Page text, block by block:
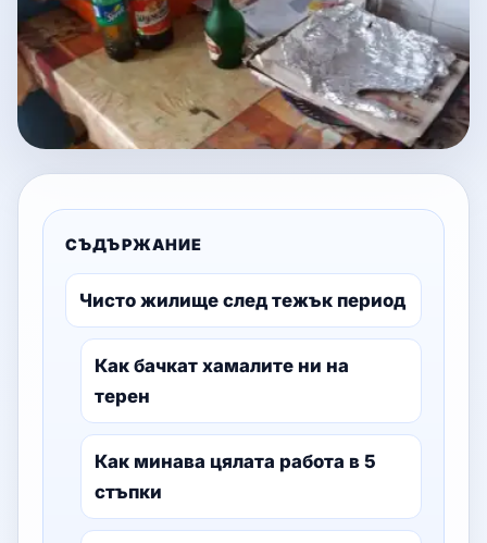
СЪДЪРЖАНИЕ
Чисто жилище след тежък период
Как бачкат хамалите ни на
терен
Как минава цялата работа в 5
стъпки